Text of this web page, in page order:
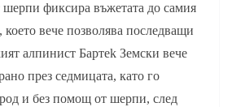
шерпи фиксира въжетата до самия
което вече позволява последващи
алпинист Бартеk Земски вече
през седмицата, като го
и без помощ от шерпи, след